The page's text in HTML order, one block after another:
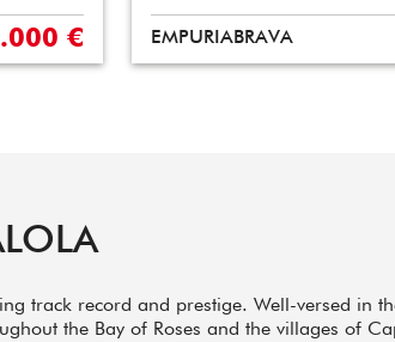
€ EMPURIABRAVA
track record and prestige. Well-versed in
the Bay of Roses and the villages of